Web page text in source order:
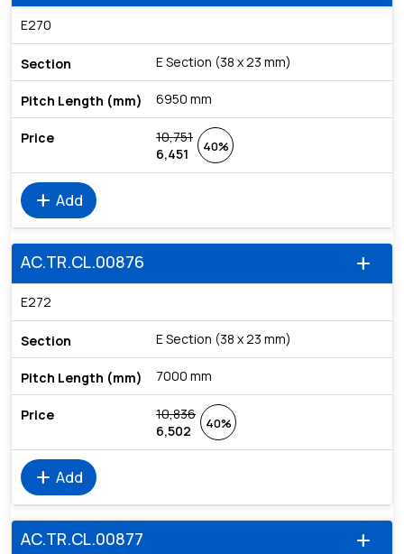
E270
E Section (38 x 23 mm)
6950 mm
10,751
6,451
40%
add Add
add
AC.TR.CL.00876
E272
E Section (38 x 23 mm)
7000 mm
10,836
6,502
40%
add Add
add
AC.TR.CL.00877